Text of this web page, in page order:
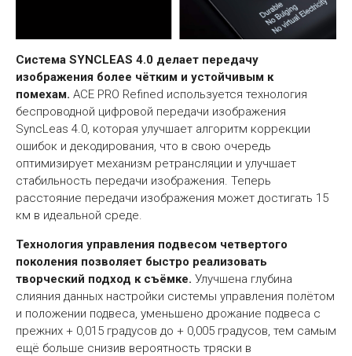
Система SYNCLEAS 4.0 делает передачу
изображения более чётким и устойчивым к
помехам. АСЕ PRO Refined используется технология
беспроводной цифровой передачи изображения
SyncLeas 4.0, которая улучшает алгоритм коррекции
ошибок и декодирования, что в свою очередь
оптимизирует механизм ретрансляции и улучшает
стабильность передачи изображения. Теперь
расстояние передачи изображения может достигать 15
км в идеальной среде.
Технология управления подвесом четвертого
поколения позволяет быстро реализовать
творческий подход к съёмке. Улучшена глубина
слияния данных настройки системы управления полётом
и положении подвеса, уменьшено дрожание подвеса с
прежних + 0,015 градусов до + 0,005 градусов, тем самым
ещё больше снизив вероятность тряски в